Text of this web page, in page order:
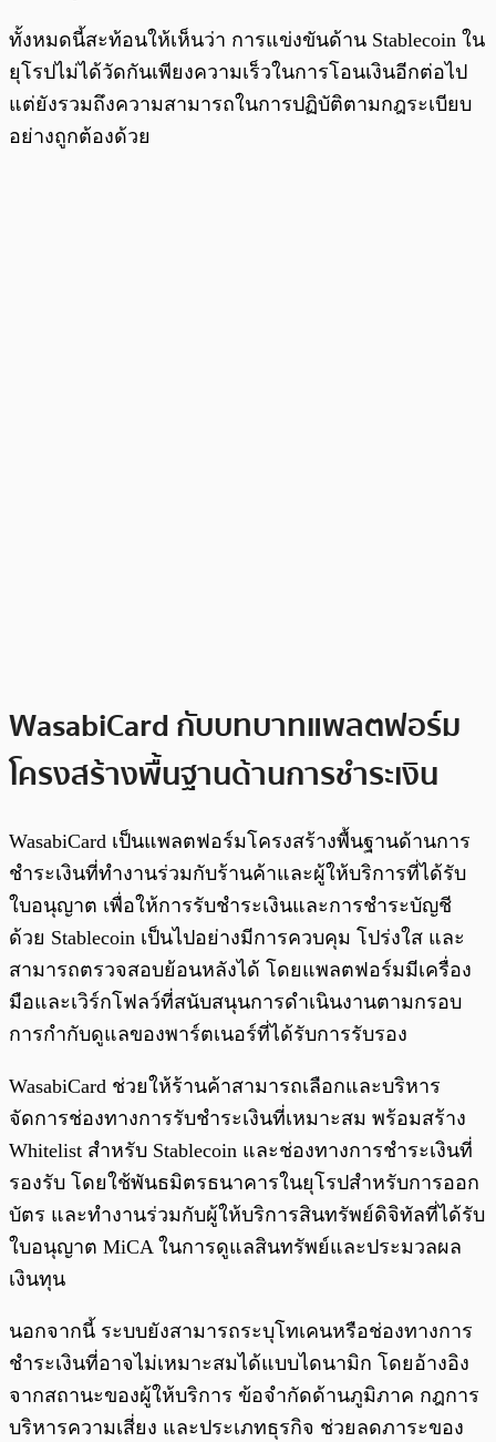
ทั้งหมดนี้สะท้อนให้เห็นว่า การแข่งขันด้าน Stablecoin ใน
ยุโรปไม่ได้วัดกันเพียงความเร็วในการโอนเงินอีกต่อไป
แต่ยังรวมถึงความสามารถในการปฏิบัติตามกฎระเบียบ
อย่างถูกต้องด้วย
WasabiCard กับบทบาทแพลตฟอร์ม
โครงสร้างพื้นฐานด้านการชำระเงิน
WasabiCard เป็นแพลตฟอร์มโครงสร้างพื้นฐานด้านการ
ชำระเงินที่ทำงานร่วมกับร้านค้าและผู้ให้บริการที่ได้รับ
ใบอนุญาต เพื่อให้การรับชำระเงินและการชำระบัญชี
ด้วย Stablecoin เป็นไปอย่างมีการควบคุม โปร่งใส และ
สามารถตรวจสอบย้อนหลังได้ โดยแพลตฟอร์มมีเครื่อง
มือและเวิร์กโฟลว์ที่สนับสนุนการดำเนินงานตามกรอบ
การกำกับดูแลของพาร์ตเนอร์ที่ได้รับการรับรอง
WasabiCard ช่วยให้ร้านค้าสามารถเลือกและบริหาร
จัดการช่องทางการรับชำระเงินที่เหมาะสม พร้อมสร้าง
Whitelist สำหรับ Stablecoin และช่องทางการชำระเงินที่
รองรับ โดยใช้พันธมิตรธนาคารในยุโรปสำหรับการออก
บัตร และทำงานร่วมกับผู้ให้บริการสินทรัพย์ดิจิทัลที่ได้รับ
ใบอนุญาต MiCA ในการดูแลสินทรัพย์และประมวลผล
เงินทุน
นอกจากนี้ ระบบยังสามารถระบุโทเคนหรือช่องทางการ
ชำระเงินที่อาจไม่เหมาะสมได้แบบไดนามิก โดยอ้างอิง
จากสถานะของผู้ให้บริการ ข้อจำกัดด้านภูมิภาค กฎการ
บริหารความเสี่ยง และประเภทธุรกิจ ช่วยลดภาระของ